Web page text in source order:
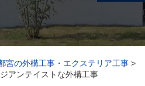
宮の外構工事・エクステリア工事 >
アンテイストな外構工事